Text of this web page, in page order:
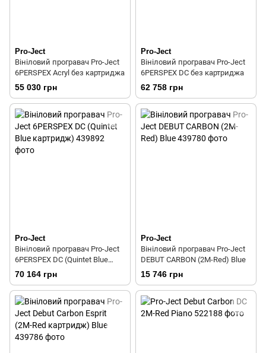
Pro-Ject
Вініловий програвач Pro-Ject
6PERSPEX Acryl без картриджа
55 030 грн
Pro-Ject
Вініловий програвач Pro-Ject
6PERSPEX DC без картриджа
62 758 грн
Pro-Ject
Вініловий програвач Pro-Ject
6PERSPEX DC (Quintet Blue
картридж)
70 164 грн
Pro-Ject
Вініловий програвач Pro-Ject
DEBUT CARBON (2M-Red) Blue
15 746 грн